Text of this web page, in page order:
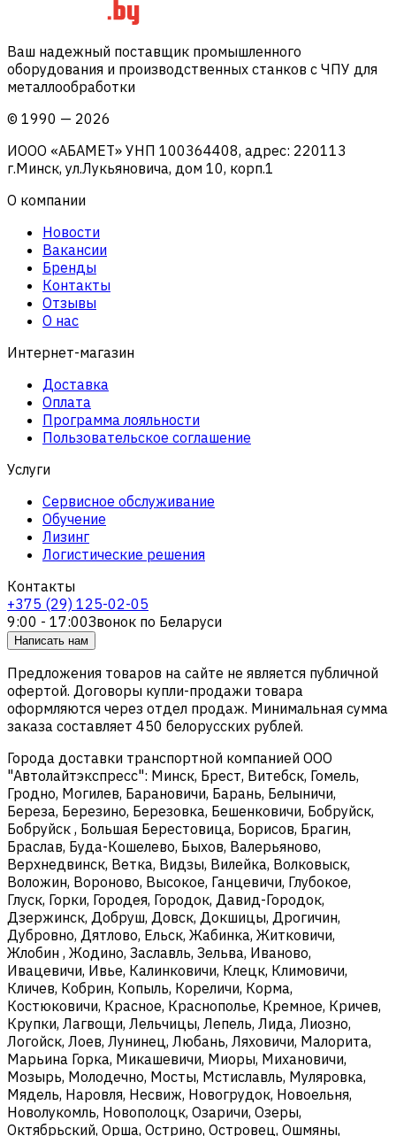
Ваш надежный поставщик промышленного
оборудования и производственных станков с ЧПУ для
металлообработки
© 1990 — 2026
ИООО «АБАМЕТ» УНП 100364408, адрес: 220113
г.Минск, ул.Лукьяновича, дом 10, корп.1
О компании
Новости
Вакансии
Бренды
Контакты
Отзывы
О нас
Интернет-магазин
Доставка
Оплата
Программа лояльности
Пользовательское соглашение
Услуги
Сервисное обслуживание
Обучение
Лизинг
Логистические решения
Контакты
+375 (29) 125-02-05
9:00 - 17:00Звонок по Беларуси
Написать нам
Предложения товаров на сайте не является публичной
офертой. Договоры купли-продажи товара
оформляются через отдел продаж. Минимальная сумма
заказа составляет 450 белорусских рублей.
Города доставки транспортной компанией ООО
"Автолайтэкспресс": Минск, Брест, Витебск, Гомель,
Гродно, Могилев, Барановичи, Барань, Белыничи,
Береза, Березино, Березовка, Бешенковичи, Бобруйск,
Бобруйск , Большая Берестовица, Борисов, Брагин,
Браслав, Буда-Кошелево, Быхов, Валерьяново,
Верхнедвинск, Ветка, Видзы, Вилейка, Волковыск,
Воложин, Вороново, Высокое, Ганцевичи, Глубокое,
Глуск, Горки, Городея, Городок, Давид-Городок,
Дзержинск, Добруш, Довск, Докшицы, Дрогичин,
Дубровно, Дятлово, Ельск, Жабинка, Житковичи,
Жлобин , Жодино, Заславль, Зельва, Иваново,
Ивацевичи, Ивье, Калинковичи, Клецк, Климовичи,
Кличев, Кобрин, Копыль, Кореличи, Корма,
Костюковичи, Красное, Краснополье, Кремное, Кричев,
Крупки, Лагвощи, Лельчицы, Лепель, Лида, Лиозно,
Логойск, Лоев, Лунинец, Любань, Ляховичи, Малорита,
Марьина Горка, Микашевичи, Миоры, Михановичи,
Мозырь, Молодечно, Мосты, Мстиславль, Муляровка,
Мядель, Наровля, Несвиж, Новогрудок, Новоельня,
Новолукомль, Новополоцк, Озаричи, Озеры,
Октябрьский, Орша, Острино, Островец, Ошмяны,